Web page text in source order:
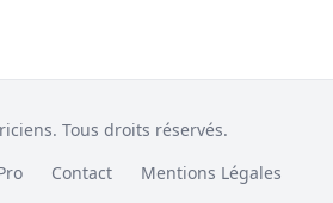
Tous droits réservés.
Contact Mentions Légales